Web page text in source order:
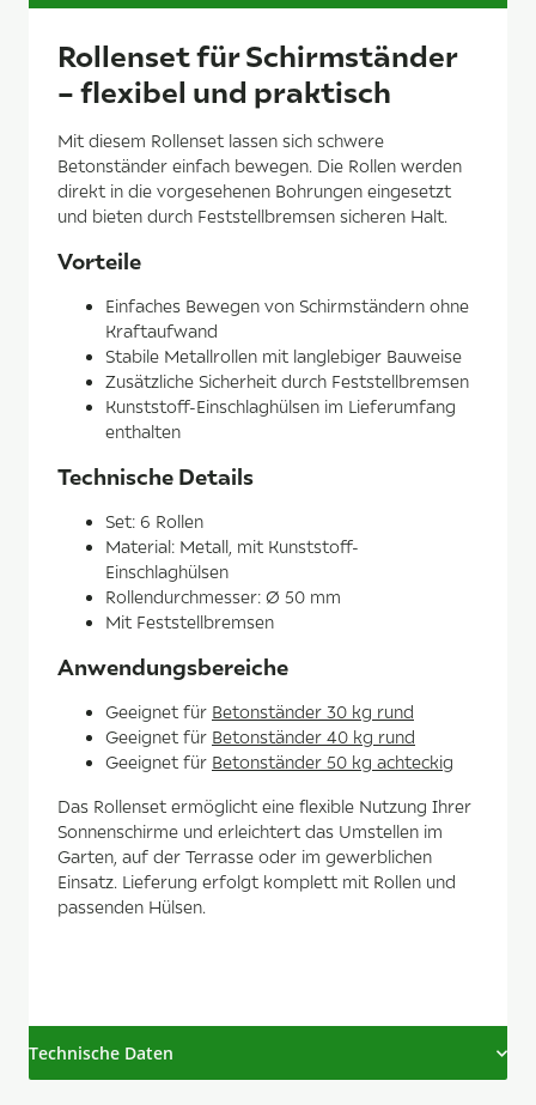
Rollenset für Schirmständer
– flexibel und praktisch
Mit diesem Rollenset lassen sich schwere
Betonständer einfach bewegen. Die Rollen werden
direkt in die vorgesehenen Bohrungen eingesetzt
und bieten durch Feststellbremsen sicheren Halt.
Vorteile
Einfaches Bewegen von Schirmständern ohne
Kraftaufwand
Stabile Metallrollen mit langlebiger Bauweise
Zusätzliche Sicherheit durch Feststellbremsen
Kunststoff-Einschlaghülsen im Lieferumfang
enthalten
Technische Details
Set: 6 Rollen
Material: Metall, mit Kunststoff-
Einschlaghülsen
Rollendurchmesser: Ø 50 mm
Mit Feststellbremsen
Anwendungsbereiche
Geeignet für Betonständer 30 kg rund
Geeignet für Betonständer 40 kg rund
Geeignet für Betonständer 50 kg achteckig
Das Rollenset ermöglicht eine flexible Nutzung Ihrer
Sonnenschirme und erleichtert das Umstellen im
Garten, auf der Terrasse oder im gewerblichen
Einsatz. Lieferung erfolgt komplett mit Rollen und
passenden Hülsen.
Technische Daten